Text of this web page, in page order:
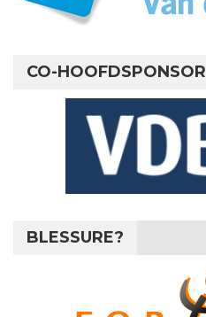
CO-HOOFDSPONSOR
BLESSURE?